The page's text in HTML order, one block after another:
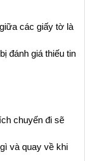
các giấy tờ là
đánh giá thiếu tin
chuyến đi sẽ
và quay về khi